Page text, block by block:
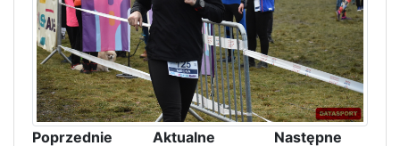
Poprzednie Aktualne Następne